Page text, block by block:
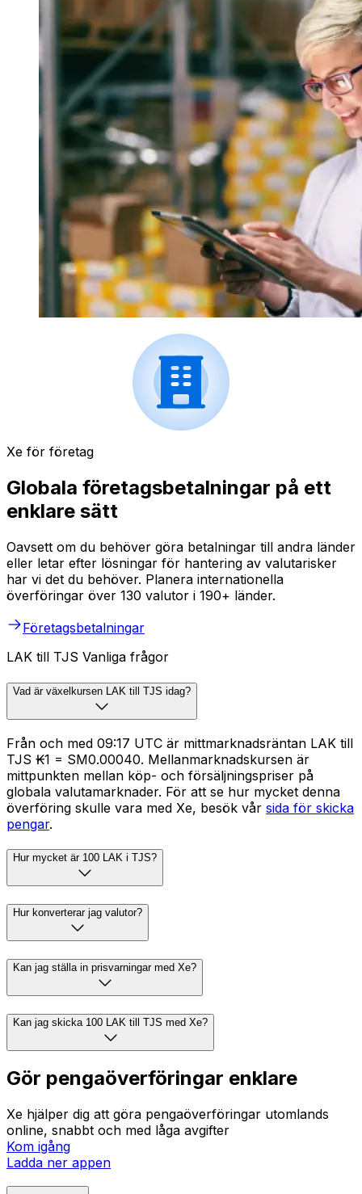
Xe för företag
Globala företagsbetalningar på ett
enklare sätt
Oavsett om du behöver göra betalningar till andra länder
eller letar efter lösningar för hantering av valutarisker
har vi det du behöver. Planera internationella
överföringar över 130 valutor i 190+ länder.
Företagsbetalningar
LAK till TJS Vanliga frågor
Vad är växelkursen LAK till TJS idag?
Från och med 09:17 UTC är mittmarknadsräntan LAK till
TJS ₭1 = SM0.00040. Mellanmarknadskursen är
mittpunkten mellan köp- och försäljningspriser på
globala valutamarknader. För att se hur mycket denna
överföring skulle vara med Xe, besök vår sida för skicka
pengar.
Hur mycket är 100 LAK i TJS?
Hur konverterar jag valutor?
Kan jag ställa in prisvarningar med Xe?
Kan jag skicka 100 LAK till TJS med Xe?
Gör pengaöverföringar enklare
Xe hjälper dig att göra pengaöverföringar utomlands
online, snabbt och med låga avgifter
Kom igång
Ladda ner appen